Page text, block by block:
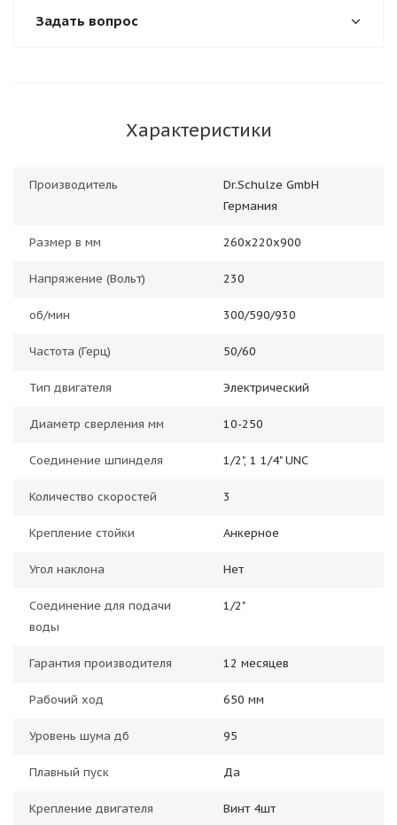
Задать вопрос
Характеристики
Производитель
Dr.Schulze GmbH
Германия
Размер в мм 260x220x900
Напряжение (Вольт) 230
об/мин 300/590/930
Частота (Герц) 50/60
Тип двигателя Электрический
Диаметр сверления мм 10-250
Соединение шпинделя 1/2", 1 1/4" UNC
Количество скоростей 3
Крепление стойки Анкерное
Угол наклона Нет
Соединение для подачи
воды
1/2"
Гарантия производителя 12 месяцев
Рабочий ход 650 мм
Уровень шума дб 95
Плавный пуск Да
Крепление двигателя Винт 4шт